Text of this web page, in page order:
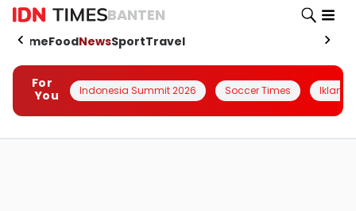
BANTEN
HomeFoodNewsSportTravel
For
You
Indonesia Summit 2026 Soccer Times Iklanin